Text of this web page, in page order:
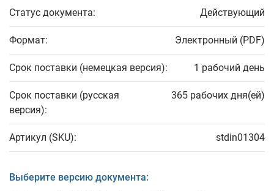
Статус документа: Действующий
Формат: Электронный (PDF)
Срок поставки (немецкая версия): 1 рабочий день
Срок поставки (русская
версия):
365 рабочих дня(ей)
Артикул (SKU): stdin01304
Выберите версию документа: